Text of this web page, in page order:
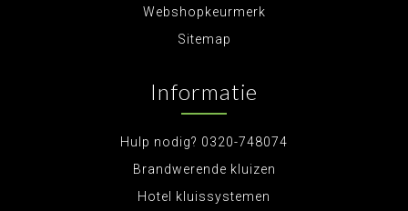
Webshopkeurmerk
Sitemap
Informatie
Hulp nodig? 0320-748074
Brandwerende kluizen
Hotel kluissystemen